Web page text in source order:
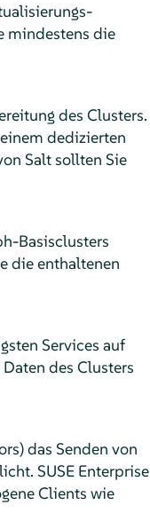
mindestens die
des Clusters.
dedizierten
Salt sollten Sie
Basisclusters
die enthaltenen
Services auf
des Clusters
das Senden von
SUSE Enterprise
Clients wie